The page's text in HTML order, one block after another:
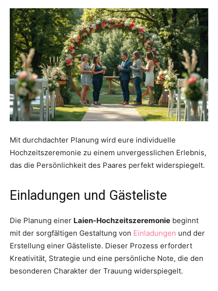
Mit durchdachter Planung wird eure individuelle
Hochzeitszeremonie zu einem unvergesslichen Erlebnis,
das die Persönlichkeit des Paares perfekt widerspiegelt.
Einladungen und Gästeliste
Die Planung einer Laien-Hochzeitszeremonie beginnt
mit der sorgfältigen Gestaltung von Einladungen und der
Erstellung einer Gästeliste. Dieser Prozess erfordert
Kreativität, Strategie und eine persönliche Note, die den
besonderen Charakter der Trauung widerspiegelt.